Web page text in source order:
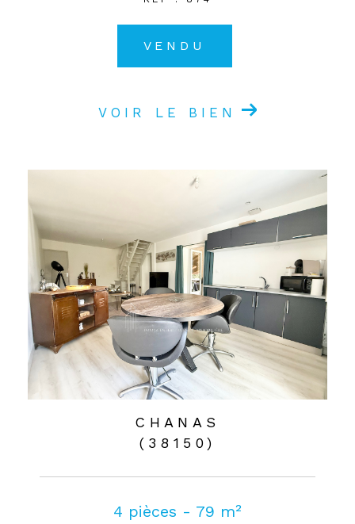
VENDU
VOIR LE BIEN
CHANAS
(38150)
4 pièces - 79 m²